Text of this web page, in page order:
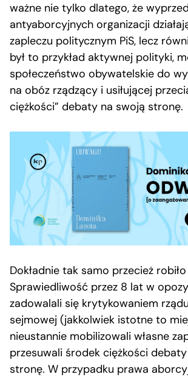
ważne nie tylko dlatego, że
antyaborcyjnych organizacji
zapleczu politycznym PiS, lecz
był to przykład aktywnej polityki,
społeczeństwo obywatelskie do
na obóz rządzący i usiłującej
ciężkości” debaty na swoją stronę.
Dokładnie tak samo przecież
Sprawiedliwość przez 8 lat w
zadowalali się krytykowaniem
sejmowej (jakkolwiek istotne to
nieustannie mobilizowali własne
przesuwali środek ciężkości
stronę. W przypadku prawa